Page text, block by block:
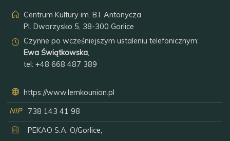
Centrum Kultury im. B.I. Antonycza
Pl. Dworzysko 5, 38-300 Gorlice
Czynne po wcześniejszym ustaleniu telefonicznym:
Ewa Świątkowska,
tel:+48 668 487 389
https://www.lemkounion.pl
NIP
738 143 41 98
PEKAO S.A. O/Gorlice,